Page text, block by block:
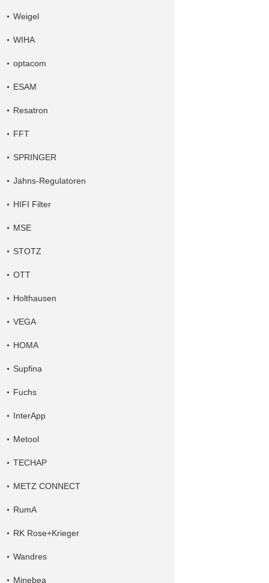
Weigel
WIHA
optacom
ESAM
Resatron
FFT
SPRINGER
Jahns-Regulatoren
HIFI Filter
MSE
STOTZ
OTT
Holthausen
VEGA
HOMA
Supfina
Fuchs
InterApp
Metool
TECHAP
METZ CONNECT
RumA
RK Rose+Krieger
Wandres
Minebea